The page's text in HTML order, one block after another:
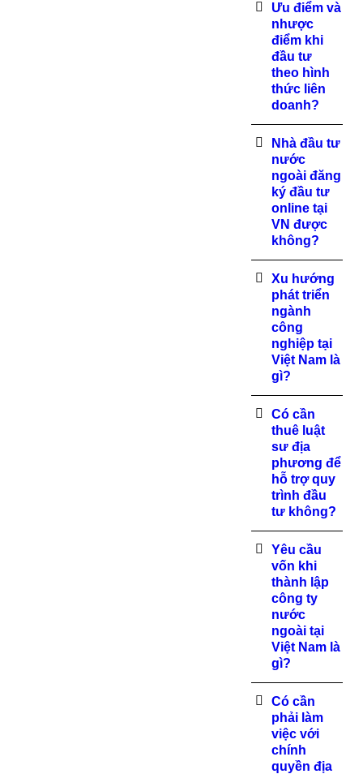
Ưu điểm và
nhược
điểm khi
đầu tư
theo hình
thức liên
doanh?
Nhà đầu tư
nước
ngoài đăng
ký đầu tư
online tại
VN được
không?
Xu hướng
phát triển
ngành
công
nghiệp tại
Việt Nam là
gì?
Có cần
thuê luật
sư địa
phương để
hỗ trợ quy
trình đầu
tư không?
Yêu cầu
vốn khi
thành lập
công ty
nước
ngoài tại
Việt Nam là
gì?
Có cần
phải làm
việc với
chính
quyền địa